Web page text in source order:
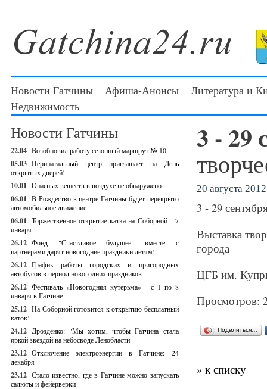
Новости Гатчины Афиша-Анонсы
Литература и
Недвижимость
Новости Гатчины
22.04 Возобновил работу сезонный маршрут № 10
05.03 Перинатальный центр приглашает на День
открытых дверей!
10.01 Опасных веществ в воздухе не обнаружено
06.01 В Рождество в центре Гатчины будет перекрыто
автомобильное движение
06.01 Торжественное открытие катка на Соборной - 7
января
26.12 Фонд "Счастливое будущее" вместе с
партнерами дарят новогодние праздники детям!
26.12 График работы городских и пригородных
автобусов в период новогодних праздников
26.12 Фестиваль «Новогодняя кутерьма» - с 1 по 8
января в Гатчине
25.12 На Соборной готовится к открытию бесплатный
каток!
24.12 Дрозденко: "Мы хотим, чтобы Гатчина стала
яркой звездой на небосводе Ленобласти"
23.12 Отключение электроэнергии в Гатчине: 24
декабря
23.12 Стало известно, где в Гатчине можно запускать
салюты и фейерверки
3 - 29
20 августа 2012
3 - 29
Выставка
города
ЦГБ им.
Просмотров:
Поделиться…
» к списку